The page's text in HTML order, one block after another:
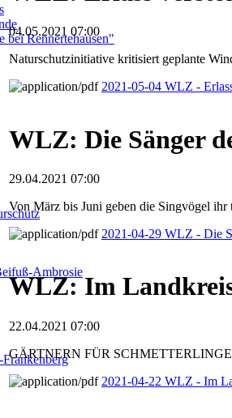
Rennertehausen"
Ambrosie
04.05.2021 07:00
Naturschutzinitiative kritisiert geplante
2021-05-04 WLZ -
WLZ: Die Sänger
29.04.2021 07:00
Von März bis Juni geben die Singvögel ihr
2021-04-29 WLZ - Die
WLZ: Im
22.04.2021 07:00
GÄRTNERN FÜR SCHMETTERLINGE
2021-04-22 WLZ - Im